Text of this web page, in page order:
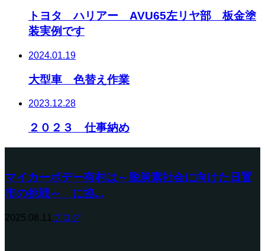
トヨタ ハリアー AVU65左リヤ部 板金塗
装実例です
2024.01.19
大型車 色替え作業
2023.12.28
２０２３ 仕事納め
マイカーボデー有村は～脱炭素社会に向けた日置
市の挑戦～ に協...
2025.08.11 ブログ